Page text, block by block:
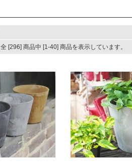
全 [296] 商品中 [1-40] 商品を表示しています。